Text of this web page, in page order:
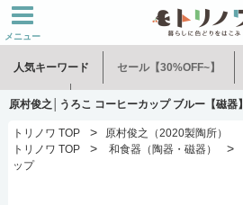
メニュー
人気キーワード セール【30%OFF~】
水谷和音 児玉修治
原村俊之│うろこ コーヒーカップ ブルー【磁器】
トリノワ TOP >
原村俊之（2020製陶所）
トリノワ TOP
> 和食器（陶器・磁器） >
ップ